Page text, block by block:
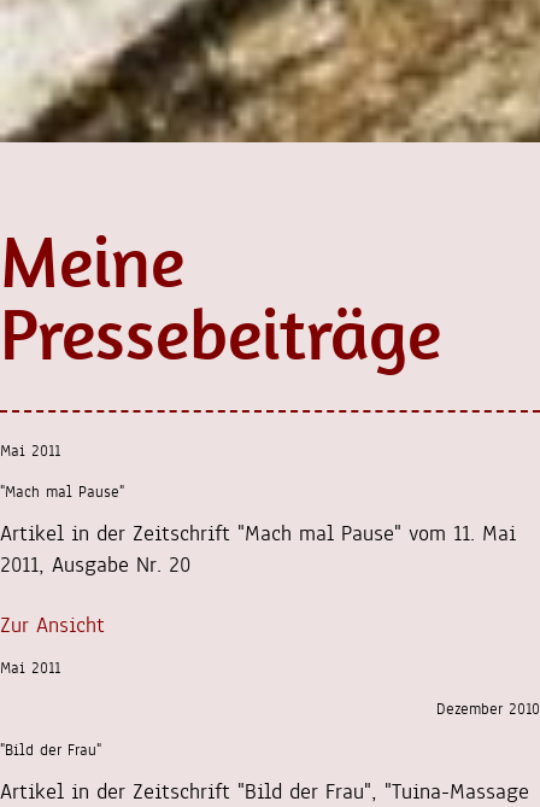
Meine
Pressebeiträge
Mai 2011
"Mach mal Pause"
Artikel in der Zeitschrift "Mach mal Pause" vom 11. Mai
2011, Ausgabe Nr. 20
Zur Ansicht
Mai 2011
Dezember 2010
"Bild der Frau"
Artikel in der Zeitschrift "Bild der Frau", "Tuina-Massage